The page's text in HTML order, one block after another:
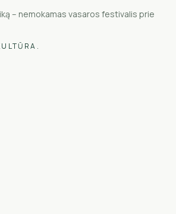
– nemokamas vasaros festivalis prie